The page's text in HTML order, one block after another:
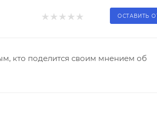
ОСТАВИТЬ
кто поделится своим мнением об